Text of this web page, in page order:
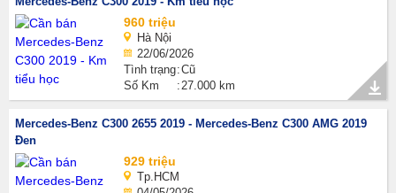
960 triệu
Hà Nội
22/06/2026
Tình trạng Cũ
Số Km
27.000 km
Mercedes-Benz C300 2655 2019 - Mercedes-Benz C300 AMG 2019
Đen
929 triệu
Tp.HCM